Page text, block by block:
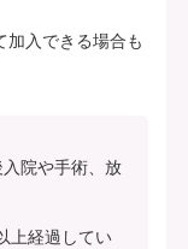
加入できる場合も
院や手術、放
上経過してい